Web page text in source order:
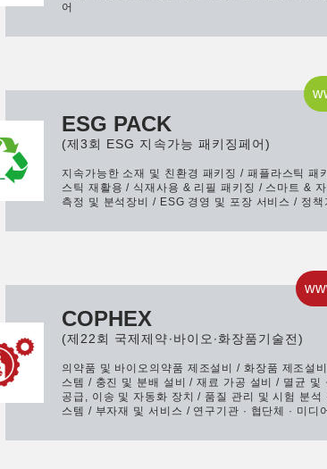
어
ESG PACK
(제3회 ESG 지속가능 패키징페어)
지속가능한 소재 및 친환경 패키징 / 패플라스틱 패
스틱 재활용 / 식재사용 & 리필 패키징 / 스마트 &
측정 및 분석장비 / ESG 경영 및 포장 서비스 / 정
COPHEX
(제22회 국제제약∙바이오∙화장품기술전)
의약품 및 바이오의약품 제조설비 / 화장품 제조설
스템 / 충진 및 분배 설비 / 재료 가공 설비 / 멸균 및
공급, 이송 및 자동화 장치 / 품질 관리 및 시험 분석
스템 / 부자재 및 서비스 / 연구기관 · 협단체 · 미디